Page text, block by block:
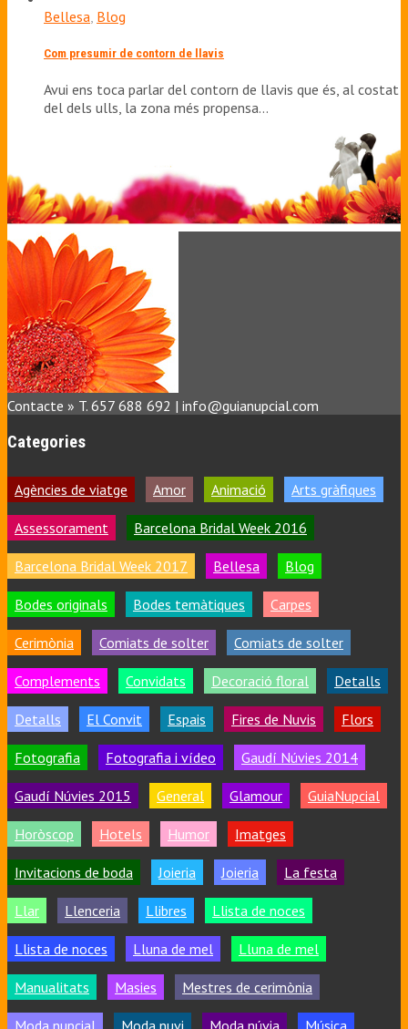
Bellesa, Blog
Com presumir de contorn de llavis
Avui ens toca parlar del contorn de llavis que és, al costat
del dels ulls, la zona més propensa…
Contacte » T. 657 688 692 | info@guianupcial.com
Categories
Agències de viatge Amor Animació Arts gràfiques
Assessorament Barcelona Bridal Week 2016
Barcelona Bridal Week 2017 Bellesa Blog
Bodes originals Bodes temàtiques Carpes
Cerimònia Comiats de solter Comiats de solter
Complements Convidats Decoració floral Detalls
Detalls El Convit Espais Fires de Nuvis Flors
Fotografia Fotografia i vídeo Gaudí Núvies 2014
Gaudí Núvies 2015 General Glamour GuiaNupcial
Horòscop Hotels Humor Imatges
Invitacions de boda Joieria Joieria La festa
Llar Llenceria Llibres Llista de noces
Llista de noces Lluna de mel Lluna de mel
Manualitats Masies Mestres de cerimònia
Moda nupcial Moda nuvi Moda núvia Música